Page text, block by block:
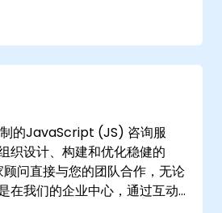
。我们提供通过安全、交互式
远程咨询会议，确保跨分布式
者，我们提供可以在的客户现
中心直接执行的现场咨询。 通
的整个生命周期，从初始设计
优和部署策略。 NobleProg -
伙伴
的JavaScript (JS) 咨询服
织设计、构建和优化稳健的
问直接与您的团队合作，无论
在我们的企业中心，通过互动